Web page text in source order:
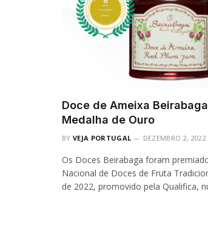
Doce de Ameixa
Medalha de Ouro
BY VEJA PORTUGAL DEZEMBRO 2, 2022
Os Doces Beirabaga foram
Nacional de Doces de Fruta
de 2022, promovido pela Qualifica,